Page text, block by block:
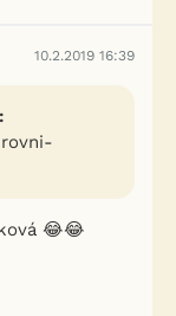
10.2.2019 16:39
😂😂